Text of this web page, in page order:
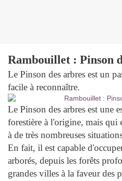
Rambouillet : Pinson
Le Pinson des arbres est un
facile à reconnaître.
Le Pinson des arbres est une
forestière à l'origine, mais qui
à de très nombreuses
En fait, il est capable
arborés, depuis les forêts
grandes villes à la faveur des